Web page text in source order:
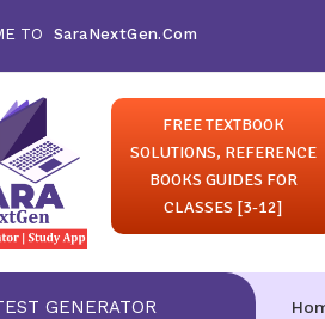
TO SaraNextGen.Com
FREE TEXTBOOK
SOLUTIONS, REFERENCE
BOOKS GUIDES FOR
CLASSES [3-12]
GENERATOR